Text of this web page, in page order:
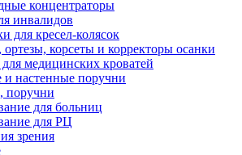
концентраторы
инвалидов
для кресел-колясок
корсеты и корректоры осанки
медицинских кроватей
настенные поручни
поручни
для больниц
для РЦ
зрения